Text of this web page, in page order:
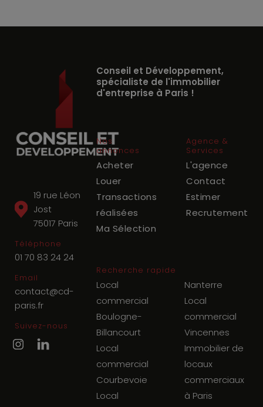
19 rue Léon
Jost
75017 Paris
Téléphone
01 70 83 24 24
Email
contact@cd-
paris.fr
Suivez-nous
Conseil et Développement,
spécialiste de l'immobilier
d'entreprise à Paris !
Nos
annonces
Acheter
Louer
Transactions
réalisées
Ma Sélection
Agence &
Services
L'agence
Contact
Estimer
Recrutement
Recherche rapide
Local
commercial
Boulogne-
Billancourt
Local
commercial
Courbevoie
Local
Nanterre
Local
commercial
Vincennes
Immobilier de
locaux
commerciaux
à Paris